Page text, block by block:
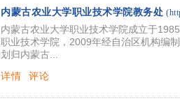
内蒙古农业大学职业技术学院教务处
内蒙古农业大学职业技术学院成立于
职业技术学院，2009年经自治区机构编
划归内蒙古...
详情
评论